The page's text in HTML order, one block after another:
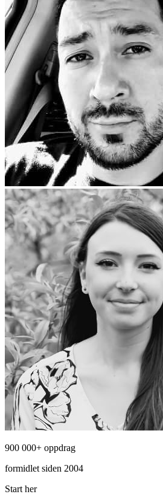
900 000+ oppdrag
formidlet siden 2004
Start her